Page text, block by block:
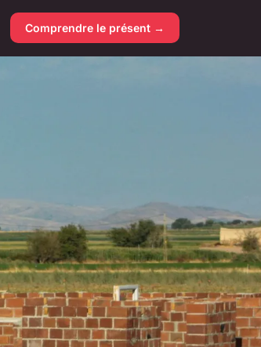
Comprendre le présent →